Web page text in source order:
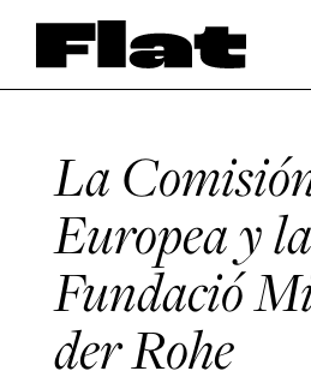
La
Europea y la
Fundació
der Rohe